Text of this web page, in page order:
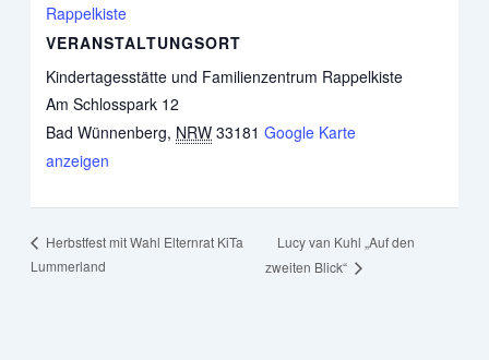
Rappelkiste
VERANSTALTUNGSORT
Kindertagesstätte und Familienzentrum Rappelkiste
Am Schlosspark 12
Bad Wünnenberg, NRW 33181 Google Karte
anzeigen
Herbstfest mit Wahl Elternrat KiTa
Lummerland
Lucy van Kuhl „Auf den
zweiten Blick“